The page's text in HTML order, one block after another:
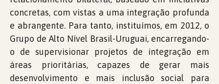
concretas, com vistas a uma integração profunda
e abrangente. Para tanto, instituímos, em 2012, o
Grupo de Alto Nível Brasil-Uruguai, encarregando-
o de supervisionar projetos de integração em
áreas prioritárias, capazes de gerar mais
desenvolvimento e mais inclusão social para